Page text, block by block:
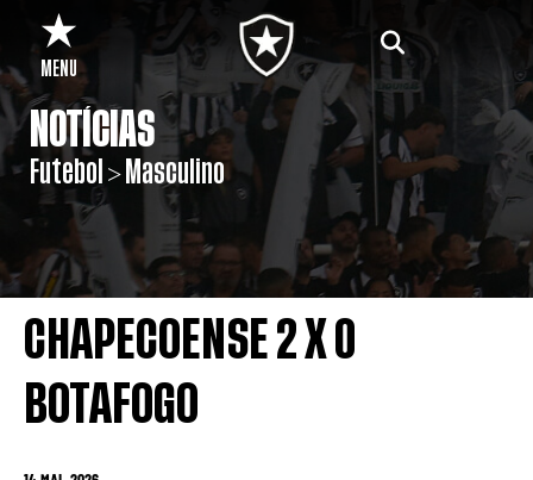
MENU
NOTÍCIAS
Futebol > Masculino
CHAPECOENSE 2 X 0
BOTAFOGO